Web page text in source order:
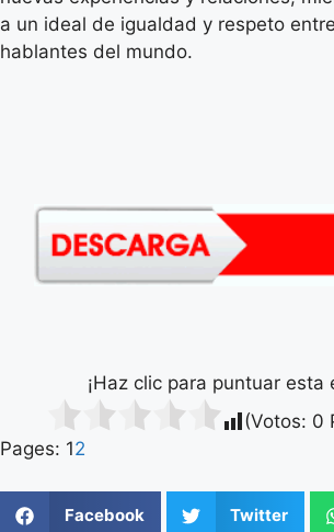
a un ideal de igualdad y respeto
hablantes del mundo.
¡Haz clic para puntuar esta
(Votos: 0
Pages: 12
Facebook Twitter